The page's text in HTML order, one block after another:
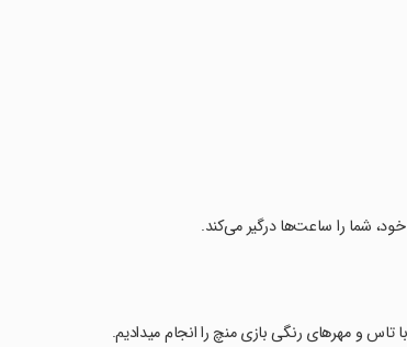
شما را ساعت‌ها درگیر می‌کند.
و مهرهای رنگی بازی منچ را انجام میدادیم.